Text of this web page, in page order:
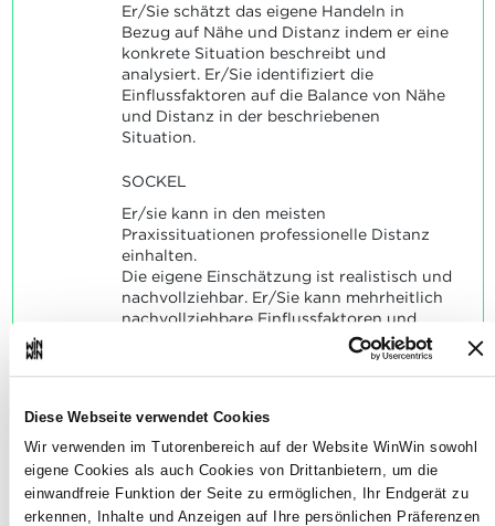
Diese Webseite verwendet Cookies
Wir verwenden im Tutorenbereich auf der Website WinWin sowohl
eigene Cookies als auch Cookies von Drittanbietern, um die
einwandfreie Funktion der Seite zu ermöglichen, Ihr Endgerät zu
erkennen, Inhalte und Anzeigen auf Ihre persönlichen Präferenzen
Er/Sie schätzt das eigene Handeln in
Bezug auf Nähe und Distanz indem er eine
konkrete Situation beschreibt und
analysiert. Er/Sie identifiziert die
Einflussfaktoren auf die Balance von Nähe
und Distanz in der beschriebenen
Situation.
SOCKEL
Er/sie kann in den meisten
Praxissituationen professionelle Distanz
einhalten.
Die eigene Einschätzung ist realistisch und
nachvollziehbar. Er/Sie kann mehrheitlich
nachvollziehbare Einflussfaktoren und
4
Der/Die Auszubildende ist in
der Lage, gezielt